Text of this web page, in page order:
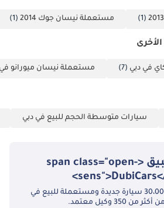
(1) مستعملة نيسان جوك 2014 (1)
في دبي (7) مستعملة نيسان ميورانو
سيارات متوسطة الحجم للبيع في دبي
تحميل تطبيق <span class="open-
sens">DubiCars</
استكشف أكثر من 30،000 سيارة جديدة ومستعملة للبيع في
من 350 وكيل معتمد.